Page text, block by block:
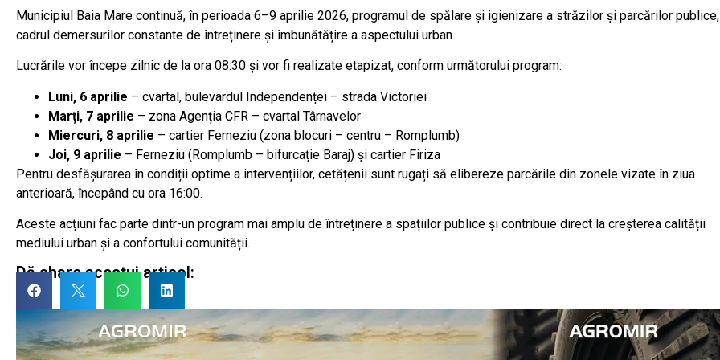
Municipiul Baia Mare continuă, în perioada 6–9 aprilie 2026, programul de spălare și igienizare a străzilor și parcărilor
cadrul demersurilor constante de întreținere și îmbunătățire a aspectului urban.
Lucrările vor începe zilnic de la ora 08:30 și vor fi realizate etapizat, conform următorului program:
Luni, 6 aprilie – cvartal, bulevardul Independenței – strada Victoriei
Marți, 7 aprilie – zona Agenția CFR – cvartal Târnavelor
Miercuri, 8 aprilie – cartier Ferneziu (zona blocuri – centru – Romplumb)
Joi, 9 aprilie – Ferneziu (Romplumb – bifurcație Baraj) și cartier Firiza
Pentru desfășurarea în condiții optime a intervențiilor, cetățenii sunt rugați să elibereze parcările din zonele vizate în ziua
anterioară, începând cu ora 16:00.
Aceste acțiuni fac parte dintr-un program mai amplu de întreținere a spațiilor publice și contribuie direct la creșterea calității
mediului urban și a confortului comunității.
Dă share acestui articol: